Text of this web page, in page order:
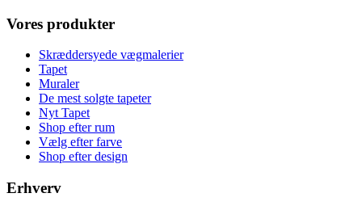
Vores produkter
Skræddersyede vægmalerier
Tapet
Muraler
De mest solgte tapeter
Nyt Tapet
Shop efter rum
Vælg efter farve
Shop efter design
Erhverv